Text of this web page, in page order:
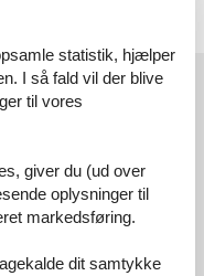
anmeldelser
statistik, hjælper
I så fald vil der blive
til vores
giver du (ud over
oplysninger til
markedsføring.
dit samtykke